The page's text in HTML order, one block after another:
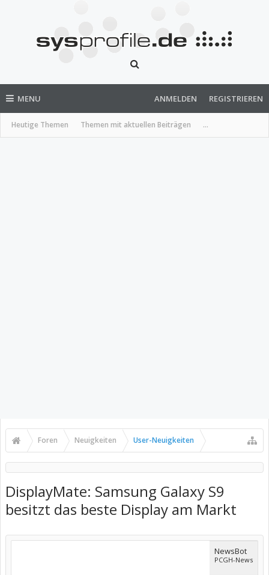
MENU
Heutige Themen Themen mit aktuellen Beiträgen ...
ANMELDEN REGISTRIEREN
Foren Neuigkeiten User-Neuigkeiten
DisplayMate: Samsung Galaxy S9
besitzt das beste Display am Markt
NewsBot
PCGH-News